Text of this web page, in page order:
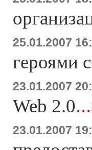
25.01.2007
героями
23.01.2007
Web 2.0
23.01.2007